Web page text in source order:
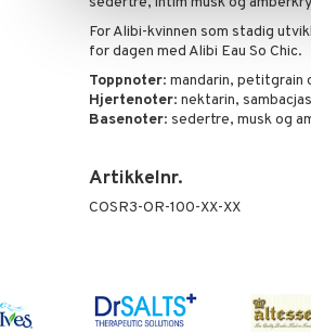
For Alibi-kvinnen som stadig
for dagen med Alibi Eau So Chic.
Toppnoter: mandarin,
Hjertenoter: nektarin,
Basenoter: sedertre, musk og
Artikkelnr.
COSR3-OR-100-XX-XX